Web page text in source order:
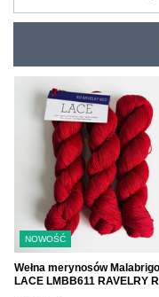
NOWOŚĆ
Wełna merynosów Malabrigo
LACE LMBB611 RAVELRY